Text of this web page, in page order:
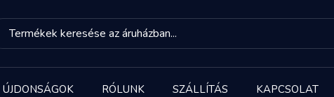
ÚJDONSÁGOK RÓLUNK SZÁLLÍTÁS KAPCSOLAT